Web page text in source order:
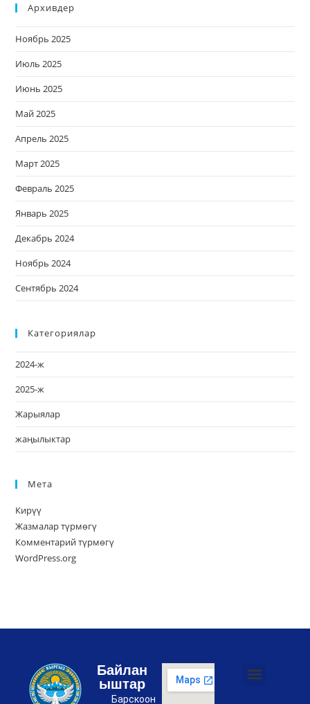
Архивдер
Ноябрь 2025
Июль 2025
Июнь 2025
Май 2025
Апрель 2025
Март 2025
Февраль 2025
Январь 2025
Декабрь 2024
Ноябрь 2024
Сентябрь 2024
Категориялар
2024-ж
2025-ж
Жарыялар
жаңылыктар
Мета
Кирүү
Жазмалар түрмөгү
Комментарий түрмөгү
WordPress.org
Байлан
ыштар
Барскоон